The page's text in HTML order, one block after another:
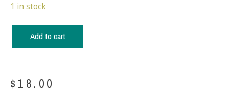
1 in stock
Add to cart
$ 18.00